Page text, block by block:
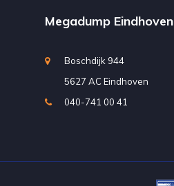
Megadump Eindhoven
Boschdijk 944
5627 AC Eindhoven
040-741 00 41